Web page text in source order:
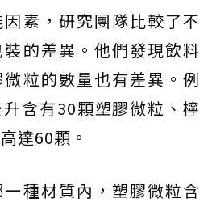
素，研究團隊比較了不
的差異。他們發現飲料
粒的數量也有差異。例
含有30顆塑膠微粒、檸
達60顆。
種材質內，塑膠微粒含